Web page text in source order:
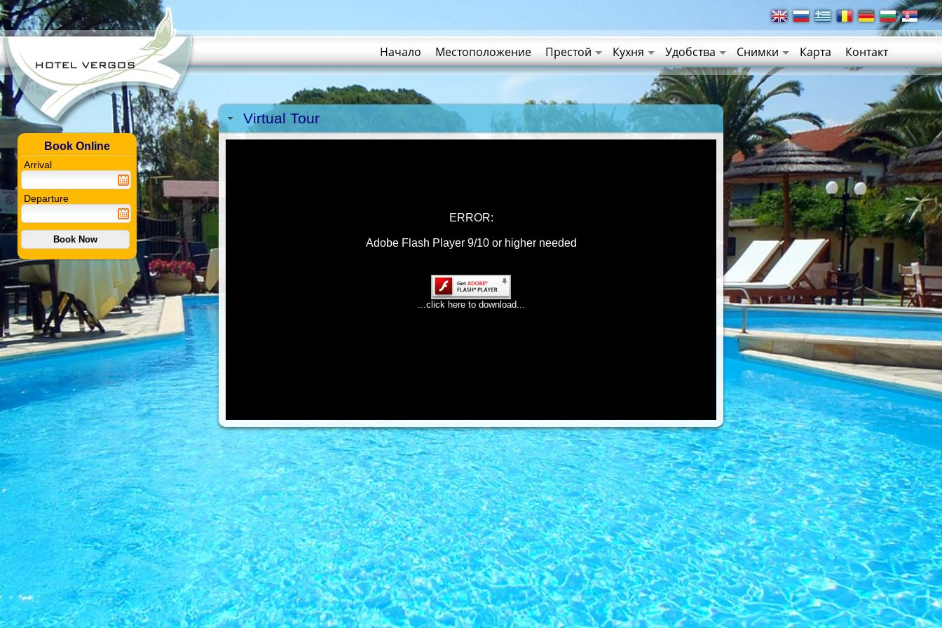
Начало Местоположение Престой Кухня Удобства Снимки Карта Контакт
Book Online
Arrival
Departure
Virtual Tour